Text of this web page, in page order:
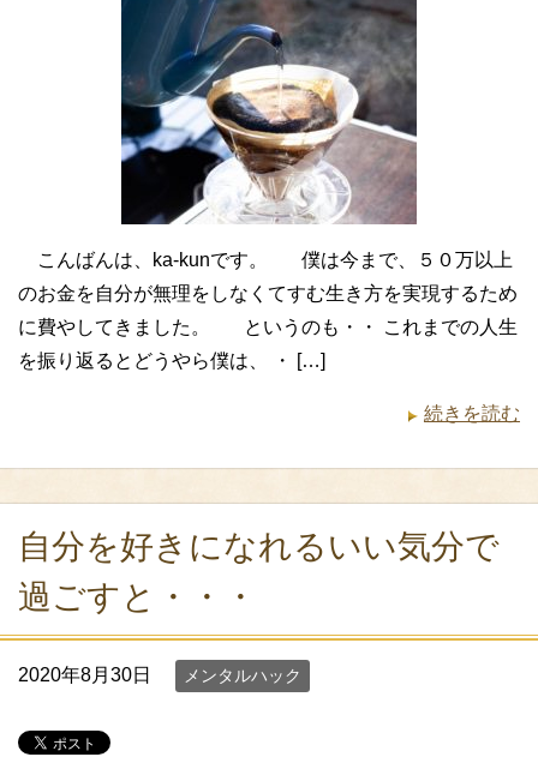
こんばんは、ka-kunです。 僕は今まで、５０万以上
のお金を自分が無理をしなくてすむ生き方を実現するため
に費やしてきました。 というのも・・ これまでの人生
を振り返るとどうやら僕は、 ・ […]
続きを読む
自分を好きになれるいい気分で
過ごすと・・・
2020年8月30日 メンタルハック